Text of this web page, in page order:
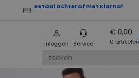
Betaal achteraf met Klarna!
Inloggen Service
€ 0,00
0 artikelen